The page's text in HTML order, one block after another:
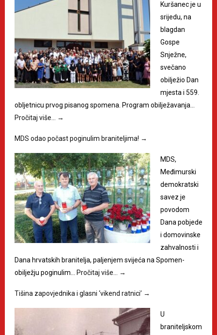
Kuršanec je u
srijedu, na
blagdan
Gospe
Snježne,
svečano
obilježio Dan
mjesta i 559.
obljetnicu prvog pisanog spomena. Program obilježavanja…
Pročitaj više… →
MDS odao počast poginulim braniteljima! →
MDS,
Međimurski
demokratski
savez je
povodom
Dana pobjede
i domovinske
zahvalnosti i
Dana hrvatskih branitelja, paljenjem svijeća na Spomen-
obilježju poginulim… Pročitaj više… →
Tišina zapovjednika i glasni ‘vikend ratnici’ →
U
braniteljskom